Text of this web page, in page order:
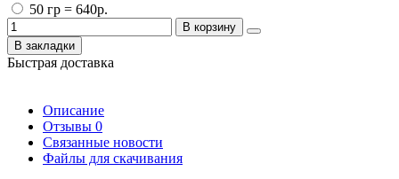
50 гр = 640р.
В корзину
В закладки
Быстрая доставка
Описание
Отзывы 0
Связанные новости
Файлы для скачивания